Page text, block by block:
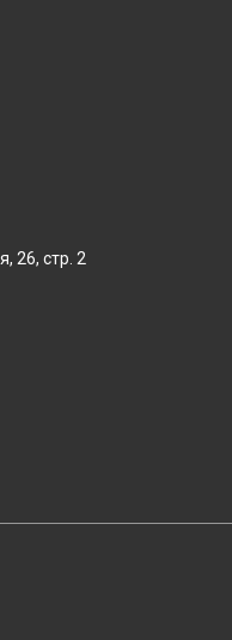
26, стр. 2